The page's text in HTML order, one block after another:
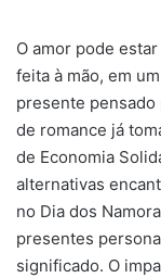
O amor pode
feita à mão, em
presente pensado
de romance já
de Economia
alternativas
no Dia dos
presentes
significado. O